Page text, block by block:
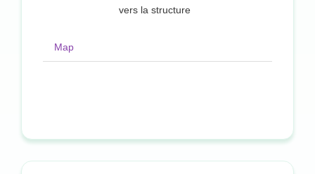
vers la structure
Map